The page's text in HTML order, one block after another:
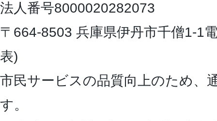
法人番号8000020282073
〒664-8503 兵庫県伊丹市千僧1-1
表)
市民サービスの品質向上のため、
す。